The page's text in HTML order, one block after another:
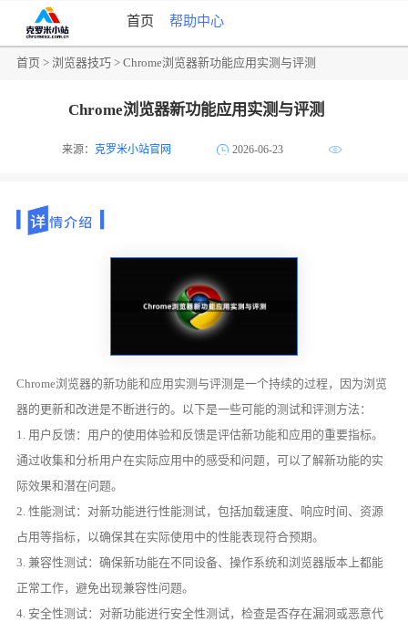
首页 帮助中心
首页 >浏览器技巧 > Chrome浏览器新功能应用实测与评测
Chrome浏览器新功能应用实测与评测
来源：克罗米小站官网 2026-06-23
Chrome浏览器的新功能和应用实测与评测是一个持续的过程，因为浏览
器的更新和改进是不断进行的。以下是一些可能的测试和评测方法：
1. 用户反馈：用户的使用体验和反馈是评估新功能和应用的重要指标。
通过收集和分析用户在实际应用中的感受和问题，可以了解新功能的实
际效果和潜在问题。
2. 性能测试：对新功能进行性能测试，包括加载速度、响应时间、资源
占用等指标，以确保其在实际使用中的性能表现符合预期。
3. 兼容性测试：确保新功能在不同设备、操作系统和浏览器版本上都能
正常工作，避免出现兼容性问题。
4. 安全性测试：对新功能进行安全性测试，检查是否存在漏洞或恶意代